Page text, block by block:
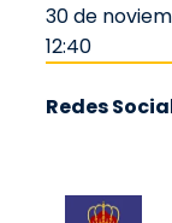
30 de
12:40
Redes